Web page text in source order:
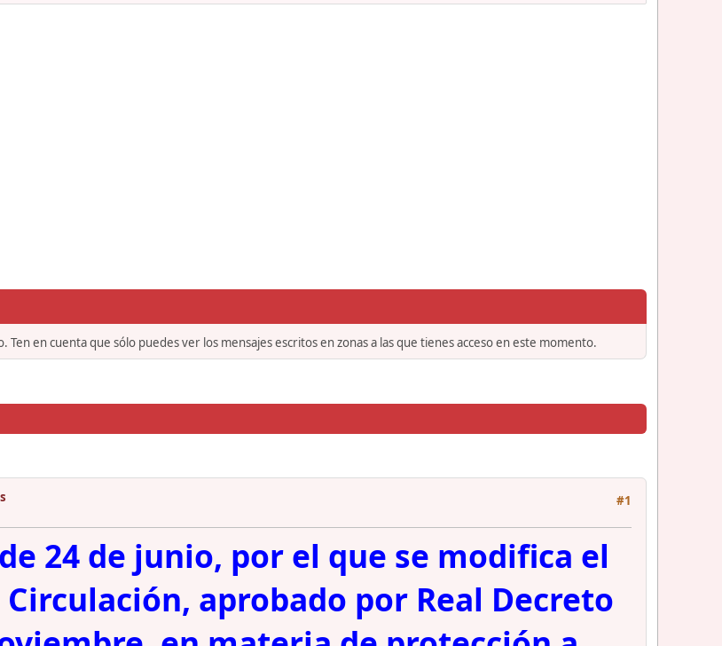
en cuenta que sólo puedes ver los mensajes escritos en zonas a las que tienes acceso en este momento.
#1
24 de junio, por el que se modifica el
aprobado por Real Decreto